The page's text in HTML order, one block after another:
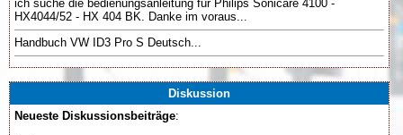
ich suche die bedienungsanleitung für Philips Sonicare 4100 -
HX4044/52 - HX 404 BK. Danke im voraus...
Handbuch VW ID3 Pro S Deutsch...
Diskussion
Neueste Diskussionsbeiträge: